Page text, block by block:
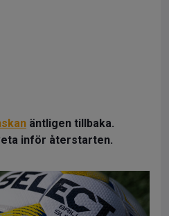
äntligen tillbaka.
inför återstarten.